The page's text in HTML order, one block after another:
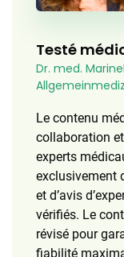
Testé
Dr. med.
Le contenu
collaboration
experts
exclusivement
et d’avis
vérifiés. Le
révisé pour
fiabilité